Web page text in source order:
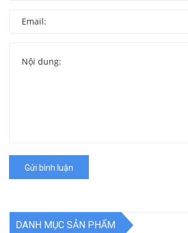
Gửi bình luận
DANH MỤC SẢN PHẨM